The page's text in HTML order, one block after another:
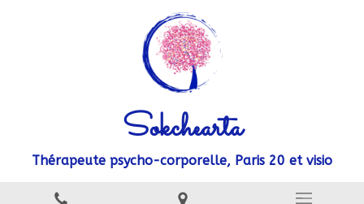
Sokchearta
Thérapeute psycho-corporelle, Paris 20 et visio